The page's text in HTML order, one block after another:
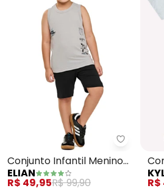
Elian -
Conjunto Infantil Menino
Regata Skate (Cinza)
ELIAN
R$ 49,95R$ 99,90